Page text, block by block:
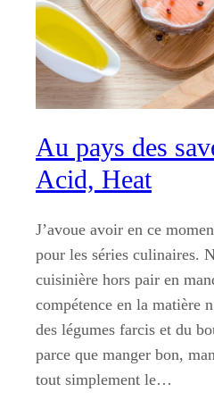
Au pays des
Acid, Heat
J’avoue avoir en ce
pour les séries culinaires.
cuisinière hors pair en
compétence en la matière
des légumes farcis et du
parce que manger bon,
tout simplement le…